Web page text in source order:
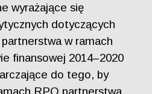
wyrażające się
dotyczących
w ramach
finansowej 2014–2020
do tego, by
RPO partnerstwa